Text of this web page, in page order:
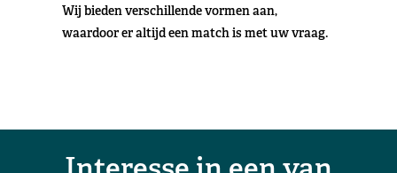
Wij bieden verschillende vormen aan,
waardoor er altijd een match is met uw vraag.